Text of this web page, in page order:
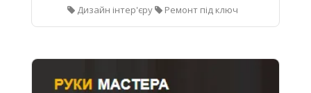
Дизайн інтер'єру Ремонт під ключ